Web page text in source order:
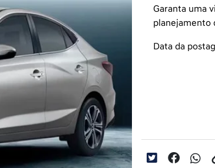
Garanta uma
planejamento
Data da